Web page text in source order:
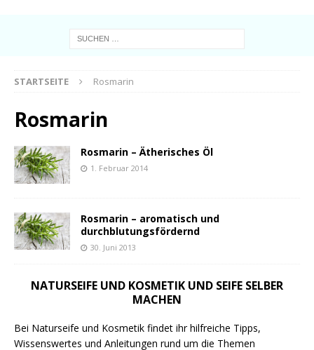
STARTSEITE Rosmarin
Rosmarin
Rosmarin – Ätherisches Öl
1. Februar 2014
Rosmarin – aromatisch und
durchblutungsfördernd
30. Juni 2013
NATURSEIFE UND KOSMETIK UND SEIFE SELBER
MACHEN
Bei Naturseife und Kosmetik findet ihr hilfreiche Tipps,
Wissenswertes und Anleitungen rund um die Themen